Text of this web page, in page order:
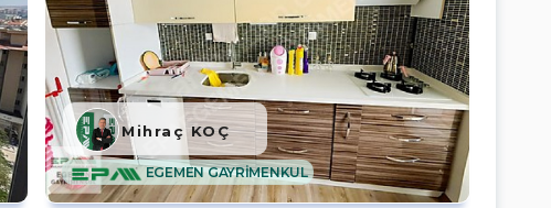
EGEMEN GAYRİMENKUL
Mihraç KOÇ